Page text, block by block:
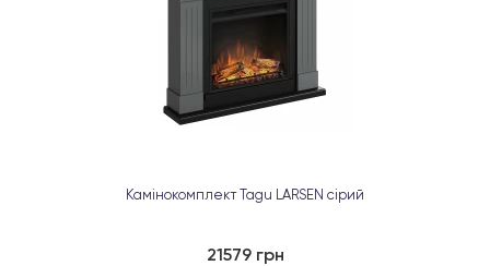
Камінокомплект Tagu LARSEN сірий
21579 грн